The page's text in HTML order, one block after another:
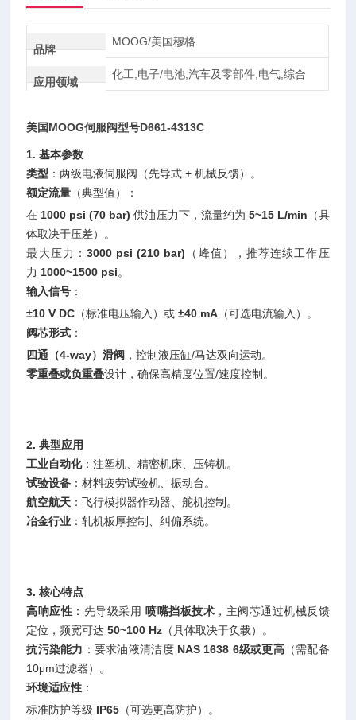
品牌
MOOG/美国穆格
应用领域
化工,电子/电池,汽车及零部件,电气,综合
美国MOOG伺服阀型号D661-4313C
1. 基本参数
类型 ：两级电液伺服阀（先导式 + 机械反馈）。
额定流量 （典型值）：
在 1000 psi (70 bar) 供油压力下，流量约为 5~15 L/min （具
体取决于压差）。
最大压力： 3000 psi (210 bar) （峰值），推荐连续工作压
力 1000~1500 psi。
输入信号 ：
±10 V DC （标准电压输入）或±40 mA （可选电流输入）。
阀芯形式 ：
四通（4-way）滑阀 ，控制液压缸/马达双向运动。
零重叠或负重叠设计，确保高精度位置/速度控制。
2. 典型应用
工业自动化：注塑机、精密机床、压铸机。
试验设备 ：材料疲劳试验机、振动台。
航空航天 ：飞行模拟器作动器、舵机控制。
冶金行业 ：轧机板厚控制、纠偏系统。
3. 核心特点
高响应性 ：先导级采用 喷嘴挡板技术 ，主阀芯通过机械反馈
定位，频宽可达50~100 Hz （具体取决于负载）。
抗污染能力 ：要求油液清洁度 NAS 1638 6级或更高（需配备
10μm过滤器）。
环境适应性 ：
标准防护等级 IP65 （可选更高防护）。